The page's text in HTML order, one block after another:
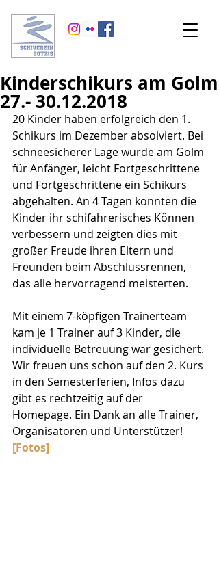
Kinderschikurs am Golm
27.- 30.12.2018
20 Kinder haben erfolgreich den 1.
Schikurs im Dezember absolviert. Bei
schneesicherer Lage wurde am Golm
für Anfänger, leicht Fortgeschrittene
und Fortgeschrittene ein Schikurs
abgehalten. An 4 Tagen konnten die
Kinder ihr schifahrerisches Können
verbessern und zeigten dies mit
großer Freude ihren Eltern und
Freunden beim Abschlussrennen,
das alle hervorragend meisterten.
Mit einem 7-köpfigen Trainerteam
kam je 1 Trainer auf 3 Kinder, die
individuelle Betreuung war gesichert.
Wir freuen uns schon auf den 2. Kurs
in den Semesterferien, Infos dazu
gibt es rechtzeitig auf der
Homepage. Ein Dank an alle Trainer,
Organisatoren und Unterstützer!
[Fotos]